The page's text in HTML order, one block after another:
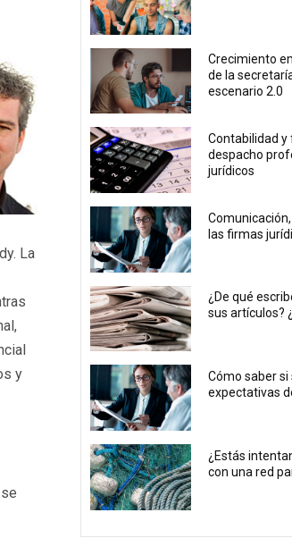
La
y
Crecimiento
de la
escenario 2.0
Contabilidad y
despacho
jurídicos
las firmas
¿De qué
sus artículos?
Cómo saber
expectativas
¿Estás
con una red